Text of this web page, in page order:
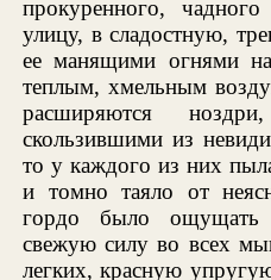
прокуренного,
улицу, в сладостную,
ее манящими огнями
теплым, хмельным
расширяются
скользившими из
то у каждого из них
и томно таяло от
гордо было ощущать
свежую силу во всех
легких, красную